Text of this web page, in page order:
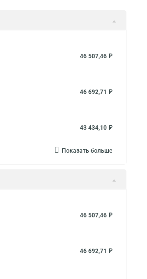
46 507,46 ₽
46 692,71 ₽
43 434,10 ₽
Показать больше
46 507,46 ₽
46 692,71 ₽